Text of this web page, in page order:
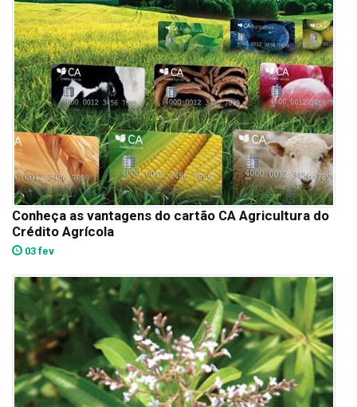
Conheça as vantagens do cartão CA Agricultura do
Crédito Agrícola
03 fev